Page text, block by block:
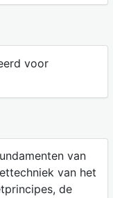
voor
van
van het
de